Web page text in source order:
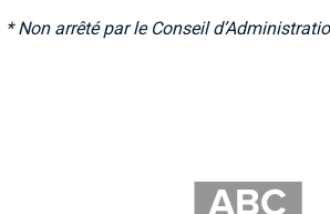
* Non arrêté par le Conseil